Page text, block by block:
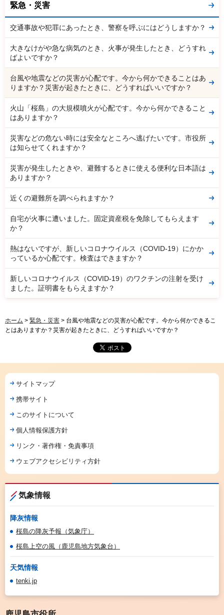
緊急・災害
交通事故や犯罪にあったとき、警察を呼ぶにはどうしますか？
大きなけがや急な病気のとき、火事が発生したとき、どうすれ
ばよいですか？
台風や地震などの災害が心配です。今から何かできることはあ
りますか？災害が起きたときに、どうすればいいですか？
火山「桜島」の大規模噴火が心配です。今から何かできること
はありますか？
災害などの危ない時には安全なところへ逃げたいです。市役所
は知らせてくれますか？
災害が発生したときや、避難するときに使える便利な日本語は
ありますか？
近くの避難所を調べられますか？
自宅が火事に遭いました。固定資産税を免除してもらえます
か？
熱はないですが、新しいコロナウイルス（COVID-19）にかか
っているか心配です。検査はできますか？
新しいコロナウイルス（COVID-19）のワクチンの注射を受け
ました。証明書をもらえますか？
ホーム > 緊急・災害 > 台風や地震などの災害が心配です。今から何かできるこ
とはありますか？災害が起きたときに、どうすればいいですか？
サイトマップ
携帯サイト
このサイトについて
個人情報保護方針
リンク・著作権・免責事項
ウェブアクセシビリティ方針
気象情報
降灰情報
桜島の降灰予報（気象庁）
桜島上空の風（鹿児島地方気象台）
天気情報
tenki.jp